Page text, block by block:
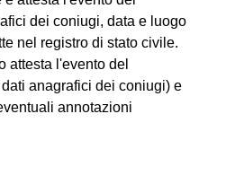
dei coniugi, data e luogo
nel registro di stato civile.
attesta l'evento del
anagrafici dei coniugi) e
annotazioni